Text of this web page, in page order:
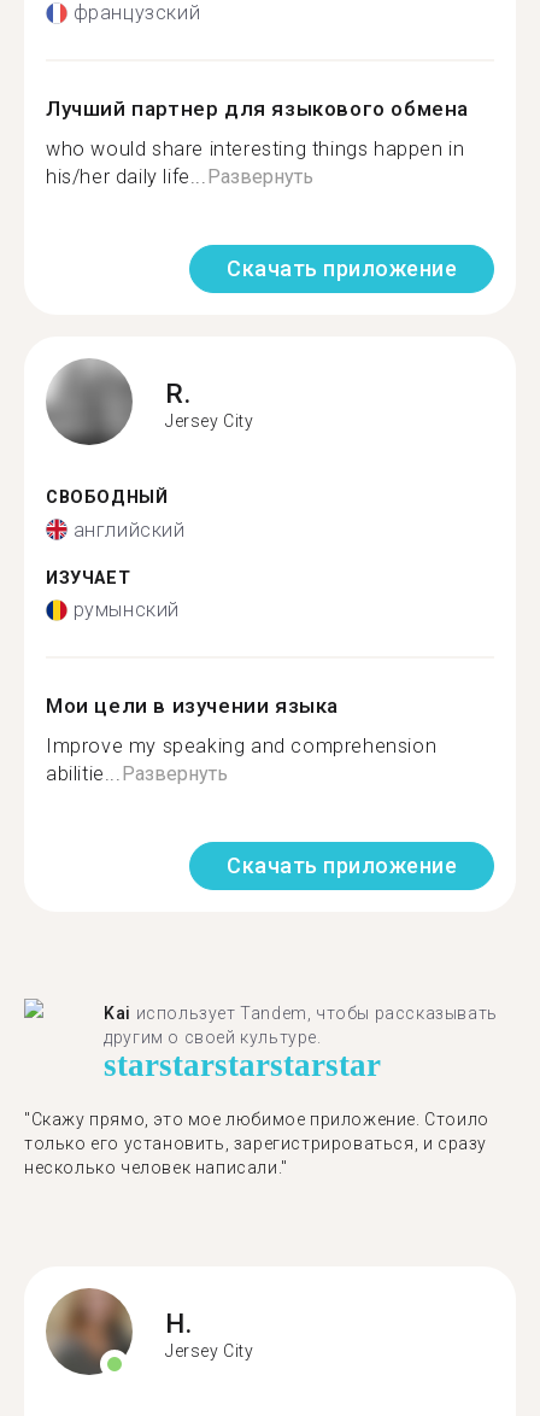
французский
Лучший партнер для языкового обмена
who would share interesting things happen in
his/her daily life...Развернуть
Скачать приложение
R.
Jersey City
СВОБОДНЫЙ
английский
ИЗУЧАЕТ
румынский
Мои цели в изучении языка
Improve my speaking and comprehension
abilitie...Развернуть
Скачать приложение
Kai использует Tandem, чтобы рассказывать
другим о своей культуре.
starstarstarstarstar
"Скажу прямо, это мое любимое приложение. Стоило
только его установить, зарегистрироваться, и сразу
несколько человек написали."
H.
Jersey City